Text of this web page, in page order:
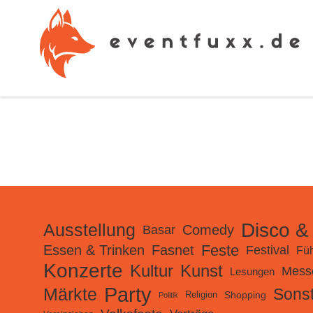
Ausstellung Basar Comedy Disco
Essen & Trinken Fasnet Feste Festival
Konzerte Kultur Kunst Lesungen
Märkte Party Politik Religion Shopping